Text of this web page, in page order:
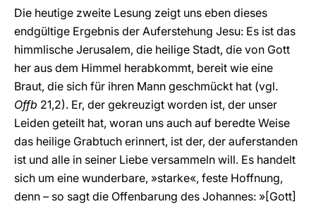
Die heutige zweite Lesung zeigt uns eben dieses
endgültige Ergebnis der Auferstehung Jesu: Es ist das
himmlische Jerusalem, die heilige Stadt, die von Gott
her aus dem Himmel herabkommt, bereit wie eine
Braut, die sich für ihren Mann geschmückt hat (vgl.
Offb 21,2). Er, der gekreuzigt worden ist, der unser
Leiden geteilt hat, woran uns auch auf beredte Weise
das heilige Grabtuch erinnert, ist der, der auferstanden
ist und alle in seiner Liebe versammeln will. Es handelt
sich um eine wunderbare, »starke«, feste Hoffnung,
denn – so sagt die Offenbarung des Johannes: »[Gott]